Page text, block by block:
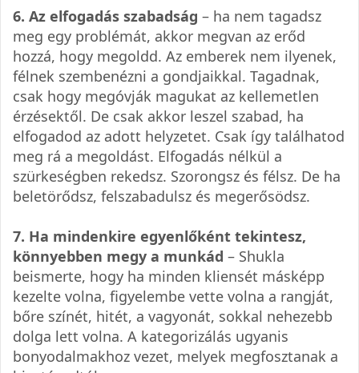
6. Az elfogadás szabadság – ha nem tagadsz
meg egy problémát, akkor megvan az erőd
hozzá, hogy megoldd. Az emberek nem ilyenek,
félnek szembenézni a gondjaikkal. Tagadnak,
csak hogy megóvják magukat az kellemetlen
érzésektől. De csak akkor leszel szabad, ha
elfogadod az adott helyzetet. Csak így találhatod
meg rá a megoldást. Elfogadás nélkül a
szürkeségben rekedsz. Szorongsz és félsz. De ha
beletörődsz, felszabadulsz és megerősödsz.
7. Ha mindenkire egyenlőként tekintesz,
könnyebben megy a munkád – Shukla
beismerte, hogy ha minden kliensét másképp
kezelte volna, figyelembe vette volna a rangját,
bőre színét, hitét, a vagyonát, sokkal nehezebb
dolga lett volna. A kategorizálás ugyanis
bonyodalmakhoz vezet, melyek megfosztanak a